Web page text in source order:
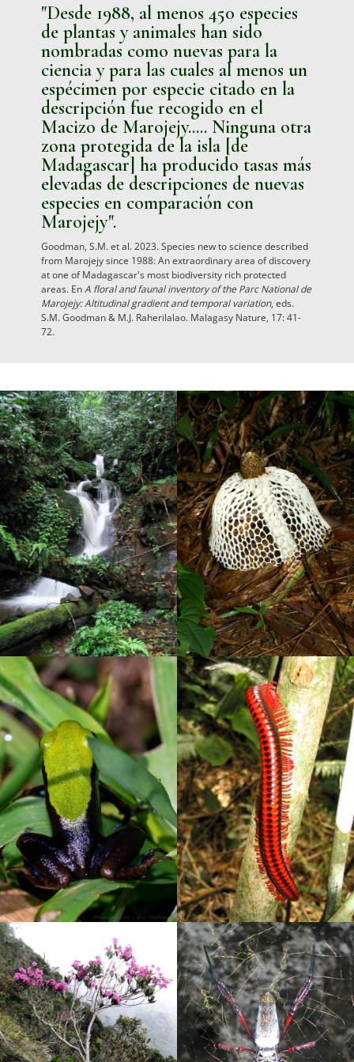
"Desde 1988, al menos 450 especies
de plantas y animales han sido
nombradas como nuevas para la
ciencia y para las cuales al menos un
espécimen por especie citado en la
descripción fue recogido en el
Macizo de Marojejy..... Ninguna otra
zona protegida de la isla [de
Madagascar] ha producido tasas más
elevadas de descripciones de nuevas
especies en comparación con
Marojejy".
Goodman, S.M. et al. 2023. Species new to science described
from Marojejy since 1988: An extraordinary area of discovery
at one of Madagascar's most biodiversity rich protected
areas. EnA floral and faunal inventory of the Parc National de
Marojejy: Altitudinal gradient and temporal variation, eds.
S.M. Goodman & M.J. Raherilalao. Malagasy Nature, 17: 41-
72.